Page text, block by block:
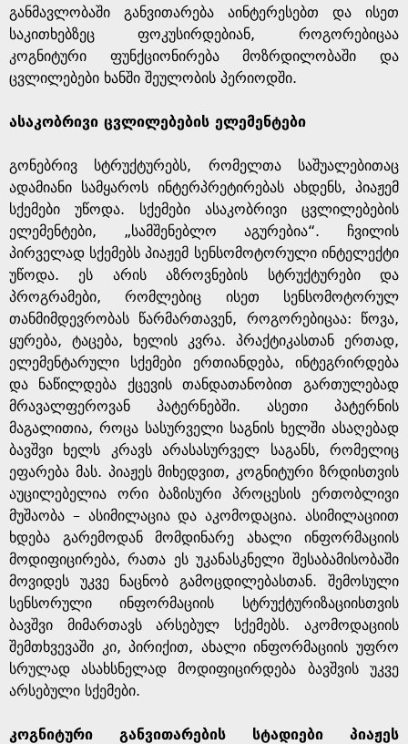
განმავლობაში განვითარება აინტერესებთ და ისეთ
საკითხებზეც ფოკუსირდებიან, როგორებიცაა
კოგნიტური ფუნქციონირება მოზრდილობაში და
ცვლილებები ხანში შეულობის პერიოდში.
ასაკობრივი ცვლილებების ელემენტები
გონებრივ სტრუქტურებს, რომელთა საშუალებითაც
ადამიანი სამყაროს ინტერპრეტირებას ახდენს, პიაჟემ
სქემები უწოდა. სქემები ასაკობრივი ცვლილებების
ელემენტები, „სამშენებლო აგურებია“. ჩვილის
პირველად სქემებს პიაჟემ სენსომოტორული ინტელექტი
უწოდა. ეს არის აზროვნების სტრუქტურები და
პროგრამები, რომლებიც ისეთ სენსომოტორულ
თანმიმდევრობას წარმართავენ, როგორებიცაა: წოვა,
ყურება, ტაცება, ხელის კვრა. პრაქტიკასთან ერთად,
ელემენტარული სქემები ერთიანდება, ინტეგრირდება
და ნაწილდება ქცევის თანდათანობით გართულებად
მრავალფეროვან პატერნებში. ასეთი პატერნის
მაგალითია, როცა სასურველი საგნის ხელში ასაღებად
ბავშვი ხელს კრავს არასასურველ საგანს, რომელიც
ეფარება მას. პიაჟეს მიხედვით, კოგნიტური ზრდისთვის
აუცილებელია ორი ბაზისური პროცესის ერთობლივი
მუშაობა – ასიმილაცია და აკომოდაცია. ასიმილაციით
ხდება გარემოდან მომდინარე ახალი ინფორმაციის
მოდიფიცირება, რათა ეს უკანასკნელი შესაბამისობაში
მოვიდეს უკვე ნაცნობ გამოცდილებასთან. შემოსული
სენსორული ინფორმაციის სტრუქტურიზაციისთვის
ბავშვი მიმართავს არსებულ სქემებს. აკომოდაციის
შემთხვევაში კი, პირიქით, ახალი ინფორმაციის უფრო
სრულად ასახსნელად მოდიფიცირდება ბავშვის უკვე
არსებული სქემები.
კოგნიტური განვითარების სტადიები პიაჟეს